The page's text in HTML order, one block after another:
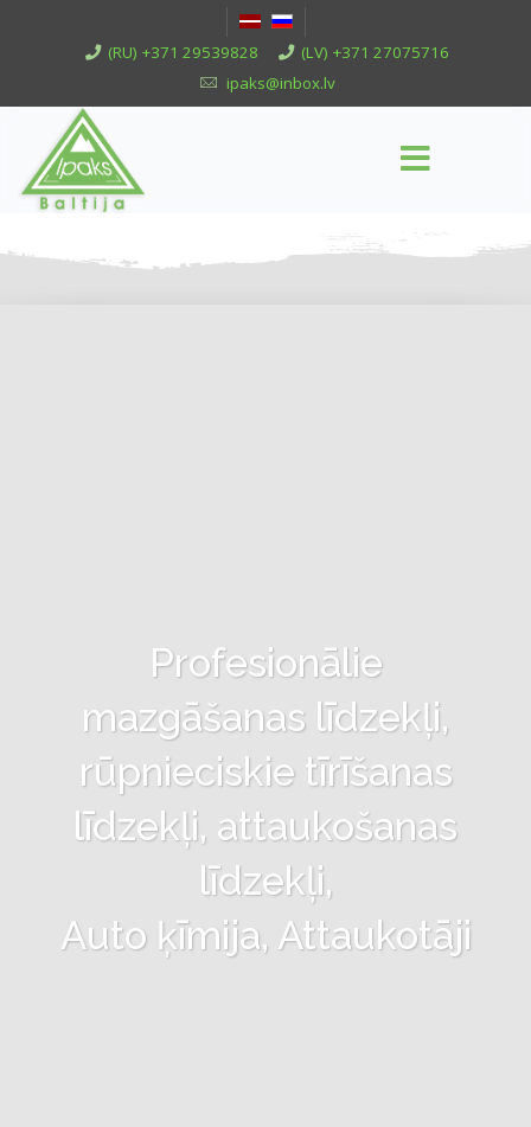
(RU) +371 29539828
(LV) +371 27075716
ipaks@inbox.lv
Profesionālie
mazgāšanas līdzekļi,
rūpnieciskie tīrīšanas
līdzekļi, attaukošanas
līdzekļi,
Auto ķīmija, Attaukotāji